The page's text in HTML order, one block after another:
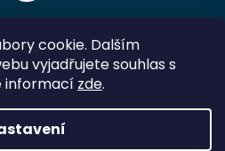
cookie. Dalším
vyjadřujete souhlas s
informací zde.
Shoptet